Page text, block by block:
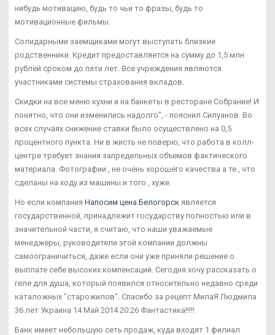
нибудь мотивацию, будь то чьи то фразы, будь то
мотивационные фильмы.
Солидарными заемщиками могут выступать близкие
родственники. Кредит предоставляется на сумму до 1,5 млн
рублей сроком до пяти лет. Все учреждения являются
участниками системы страхования вкладов.
Скидки на все меню кухни и на банкеты в ресторане Собрание! И
понятно, что они изменились надолго", - пояснил Силуанов. Во
всех случаях снижение ставки было осуществлено на 0,5
процентного пункта. Ни в жисть не поверю, что работа в колл-
центре требует знания запредельных объемов фактического
материала. Фотографии , не очень хорошего качества а те , что
сделаны на ходу из машины и того , хуже.
Но если компания Напосим цена Белогорск является
государственной, принадлежит государству полностью или в
значительной части, я считаю, что наши уважаемые
менеджеры, руководители этой компании должны
самоограничиться, даже если они уже приняли решение о
выплате себе высоких компенсаций. Сегодня хочу рассказать о
геле для душа, который появился относительно недавно среди
каталожных "старожилов". Спасибо за рецепт МилаЯ Людмила
36 лет Украина 14 Май 2014 20:26 Фантастика!!!!!
Банк имеет небольшую сеть продаж, куда входят 1 филиал